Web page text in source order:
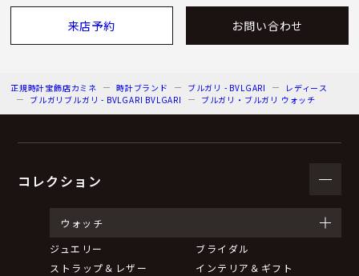
来店予約 お問い合わせ
正規時計宝飾店カミネ 時計ブランド ブルガリ - BVLGARI
レディース
ブルガリブルガリ - BVLGARI BVLGARI
ブルガリ・ブルガリ ウォッチ
コレクション
ウォッチ
ジュエリー
ブライダル
ストラップ＆レザー
インテリア＆ギフト